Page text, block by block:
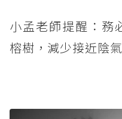
小孟老師提醒：務
榕樹，減少接近陰